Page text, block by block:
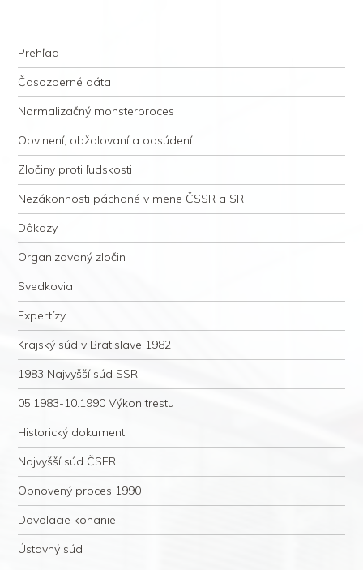
justície
Navigation
Skip to content
Prehľad
Časozberné dáta
Normalizačný monsterproces
Obvinení, obžalovaní a odsúdení
Zločiny proti ľudskosti
Nezákonnosti páchané v mene ČSSR a SR
Dôkazy
Organizovaný zločin
Svedkovia
Expertízy
Krajský súd v Bratislave 1982
1983 Najvyšší súd SSR
05.1983-10.1990 Výkon trestu
Historický dokument
Najvyšší súd ČSFR
Obnovený proces 1990
Dovolacie konanie
Ústavný súd